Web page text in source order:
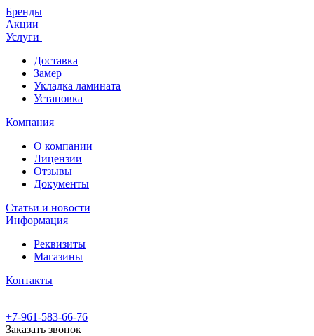
Бренды
Акции
Услуги
Доставка
Замер
Укладка ламината
Установка
Компания
О компании
Лицензии
Отзывы
Документы
Статьи и новости
Информация
Реквизиты
Магазины
Контакты
+7-961-583-66-76
Заказать звонок